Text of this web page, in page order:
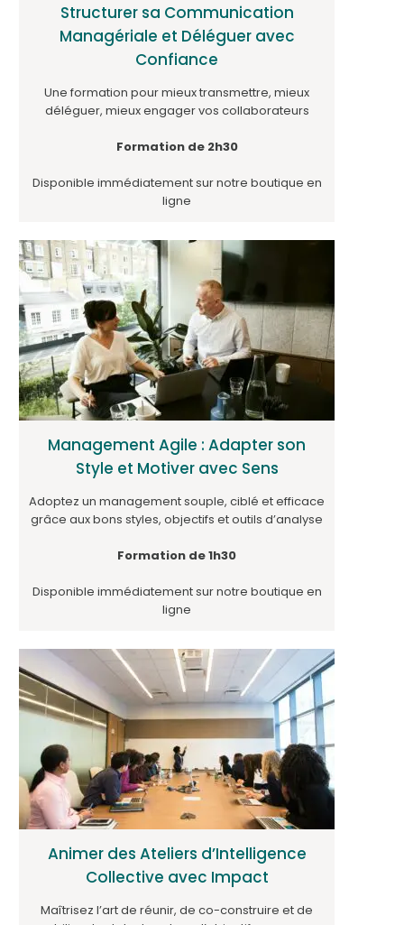
Structurer sa Communication
Managériale et Déléguer avec
Confiance
Une formation pour mieux transmettre, mieux
déléguer, mieux engager vos collaborateurs
Formation de 2h30
Disponible immédiatement sur notre boutique en
ligne
Management Agile : Adapter son
Style et Motiver avec Sens
Adoptez un management souple, ciblé et efficace
grâce aux bons styles, objectifs et outils d’analyse
Formation de 1h30
Disponible immédiatement sur notre boutique en
ligne
Animer des Ateliers d’Intelligence
Collective avec Impact
Maîtrisez l’art de réunir, de co-construire et de